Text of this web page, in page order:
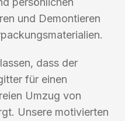
und Demontieren
dass der
für einen
Umzug von
Unsere motivierten